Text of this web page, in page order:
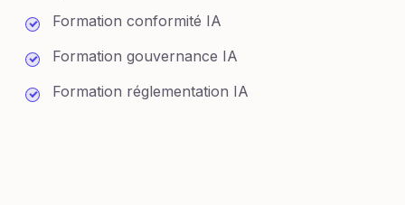
Formation conformité IA
Formation gouvernance IA
Formation réglementation IA